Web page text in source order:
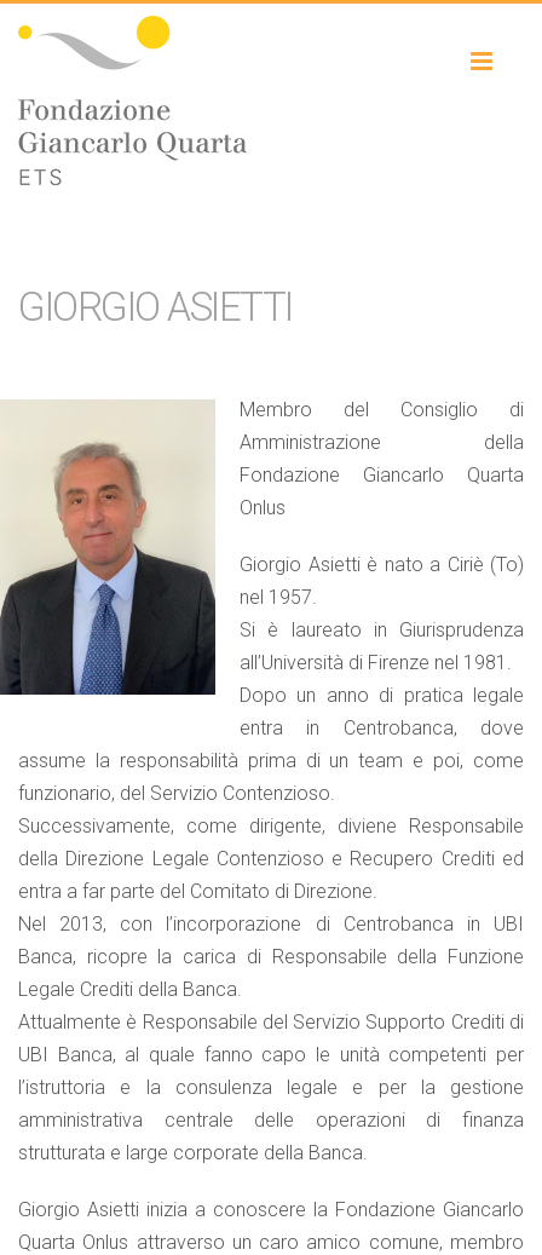
GIORGIO ASIETTI
Membro del Consiglio di
Amministrazione della
Fondazione Giancarlo Quarta
Onlus
Giorgio Asietti è nato a Ciriè (To)
nel 1957.
Si è laureato in Giurisprudenza
all’Università di Firenze nel 1981.
Dopo un anno di pratica legale
entra in Centrobanca, dove
assume la responsabilità prima di un team e poi, come
funzionario, del Servizio Contenzioso.
Successivamente, come dirigente, diviene Responsabile
della Direzione Legale Contenzioso e Recupero Crediti ed
entra a far parte del Comitato di Direzione.
Nel 2013, con l’incorporazione di Centrobanca in UBI
Banca, ricopre la carica di Responsabile della Funzione
Legale Crediti della Banca.
Attualmente è Responsabile del Servizio Supporto Crediti di
UBI Banca, al quale fanno capo le unità competenti per
l’istruttoria e la consulenza legale e per la gestione
amministrativa centrale delle operazioni di finanza
strutturata e large corporate della Banca.
Giorgio Asietti inizia a conoscere la Fondazione Giancarlo
Quarta Onlus attraverso un caro amico comune, membro